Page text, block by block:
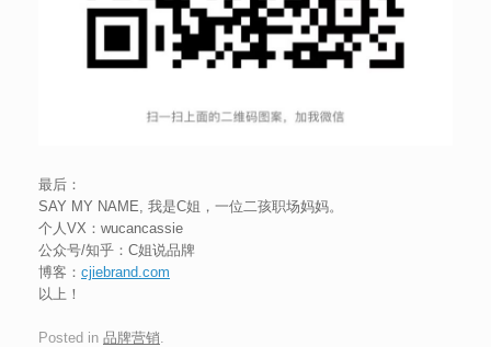
最后：
SAY MY NAME, 我是C姐，一位二孩职场妈妈。
个人VX：wucancassie
公众号/知乎：C姐说品牌
博客： cjiebrand.com
以上！
Posted in 品牌营销